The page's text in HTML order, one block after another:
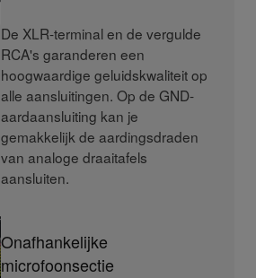
De XLR-terminal en de vergulde
RCA's garanderen een
hoogwaardige geluidskwaliteit op
alle aansluitingen. Op de GND-
aardaansluiting kan je
gemakkelijk de aardingsdraden
van analoge draaitafels
aansluiten.
Onafhankelijke
microfoonsectie